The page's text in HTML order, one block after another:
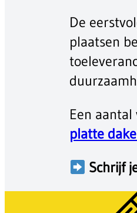
De
plaatsen
Een
platte
Schrijf